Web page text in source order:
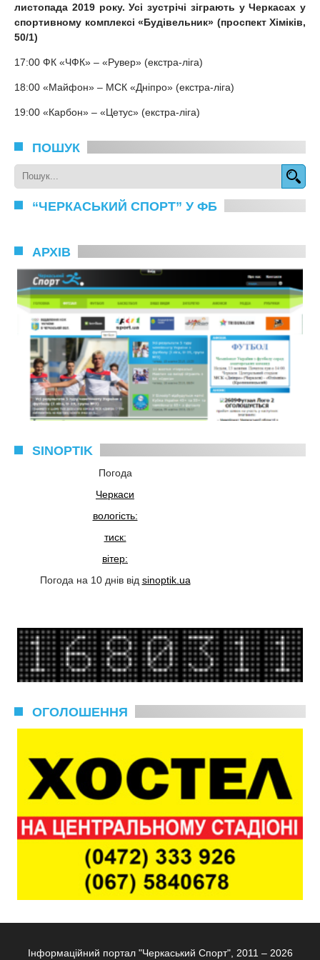
листопада 2019 року. Усі зустрічі зіграють у Черкасах у
спортивному комплексі «Будівельник» (проспект Хіміків,
50/1)
17:00 ФК «ЧФК» – «Рувер» (екстра-ліга)
18:00 «Майфон» – МСК «Дніпро» (екстра-ліга)
19:00 «Карбон» – «Цетус» (екстра-ліга)
ПОШУК
“ЧЕРКАСЬКИЙ СПОРТ” У ФБ
АРХІВ
SINOPTIK
Погода
Черкаси
вологість:
тиск:
вітер:
Погода на 10 днів від sinoptik.ua
ОГОЛОШЕННЯ
Інформаційний портал "Черкаський Спорт", 2011 – 2026